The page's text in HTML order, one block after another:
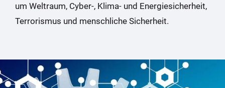
um Weltraum, Cyber-, Klima- und Energiesicherheit,
Terrorismus und menschliche Sicherheit.